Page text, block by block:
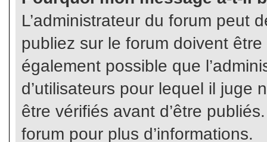
L’administrateur du forum peut
publiez sur le forum doivent
également possible que
d’utilisateurs pour lequel il juge
être vérifiés avant d’être
forum pour plus d’informations.